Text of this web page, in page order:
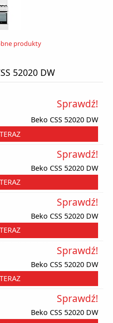
produkty
52020 DW
Beko CSS 52020 DW
Sprawdź!
Beko CSS 52020 DW
Sprawdź!
Beko CSS 52020 DW
Sprawdź!
Beko CSS 52020 DW
Sprawdź!
Beko CSS 52020 DW
Sprawdź!